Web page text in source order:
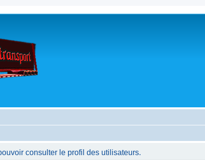
consulter le profil des utilisateurs.